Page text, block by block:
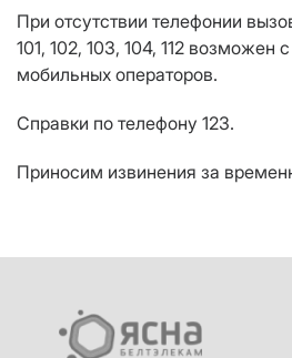
При отсутствии телефонии
101, 102, 103, 104, 112 возможен
мобильных операторов.
Справки по телефону 123.
Приносим извинения за